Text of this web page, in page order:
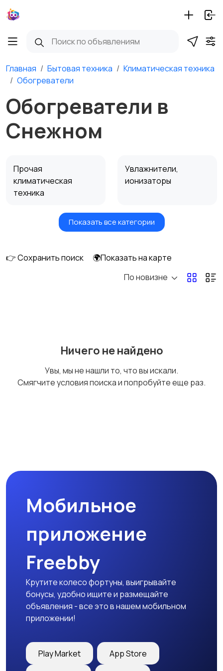
Главная Бытовая техника
Климатическая техника
Обогреватели
Обогреватели в
Снежном
Прочая
климатическая
техника
Увлажнители,
ионизаторы
Вентиляторы Обогреватели
Кондиционеры и
Показать все категории
👉 Сохранить поиск
🌍Показать на карте
По новизне
Ничего не найдено
Увы, мы не нашли то, что вы искали.
Смягчите условия поиска и попробуйте еще раз.
Мобильное
приложение
Freebby
Крутите колесо фортуны, выигрывайте
бонусы, удобно ищите и размещайте
объявления - все это в нашем мобильном
приложении!
Play Market App Store